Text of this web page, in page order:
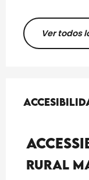
Ver todos
Oferta de
Rural